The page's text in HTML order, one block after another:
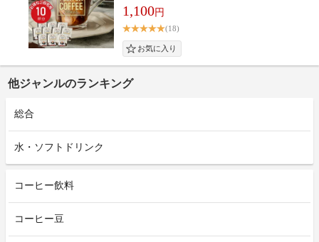
1,100円
(18)
他ジャンルのランキング
総合
水・ソフトドリンク
コーヒー飲料
コーヒー豆